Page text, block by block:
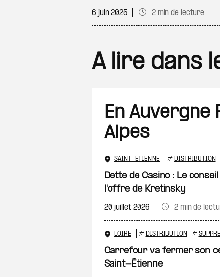
6 juin 2025 2 min de lecture
A lire dans
En Auvergne
Alpes
SAINT-ÉTIENNE # DISTRIBUTION
Dette de Casino : Le
l'offre de Kretinsky
20 juillet 2026 2 min de
LOIRE # DISTRIBUTION #
Carrefour va fermer son
Saint-Étienne